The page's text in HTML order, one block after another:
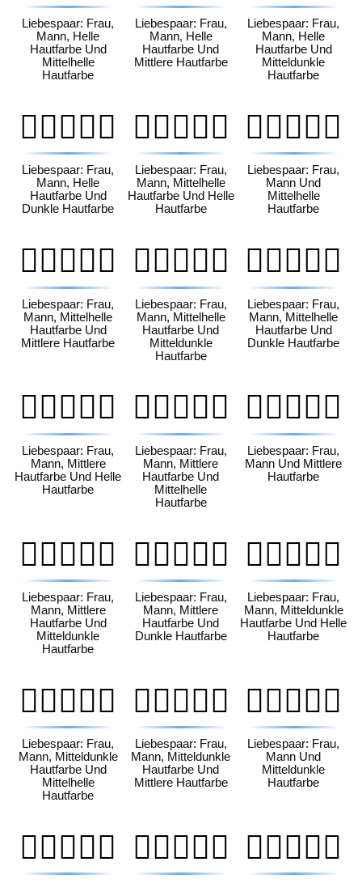
Liebespaar: Frau,
Mann, Helle
Hautfarbe Und
Mittelhelle
Hautfarbe
Liebespaar: Frau,
Mann, Helle
Hautfarbe Und
Mittlere Hautfarbe
Liebespaar: Frau,
Mann, Helle
Hautfarbe Und
Mitteldunkle
Hautfarbe
👩🏻‍❤️‍👨🏿
Liebespaar: Frau,
Mann, Helle
Hautfarbe Und
Dunkle Hautfarbe
👩🏼‍❤️‍👨🏻
Liebespaar: Frau,
Mann, Mittelhelle
Hautfarbe Und Helle
Hautfarbe
👩🏼‍❤️‍👨🏼
Liebespaar: Frau,
Mann Und
Mittelhelle
Hautfarbe
👩🏼‍❤️‍👨🏽
Liebespaar: Frau,
Mann, Mittelhelle
Hautfarbe Und
Mittlere Hautfarbe
👩🏼‍❤️‍👨🏾
Liebespaar: Frau,
Mann, Mittelhelle
Hautfarbe Und
Mitteldunkle
Hautfarbe
👩🏼‍❤️‍👨🏿
Liebespaar: Frau,
Mann, Mittelhelle
Hautfarbe Und
Dunkle Hautfarbe
👩🏽‍❤️‍👨🏻
Liebespaar: Frau,
Mann, Mittlere
Hautfarbe Und Helle
Hautfarbe
👩🏽‍❤️‍👨🏼
Liebespaar: Frau,
Mann, Mittlere
Hautfarbe Und
Mittelhelle
Hautfarbe
👩🏽‍❤️‍👨🏽
Liebespaar: Frau,
Mann Und Mittlere
Hautfarbe
👩🏽‍❤️‍👨🏾
Liebespaar: Frau,
Mann, Mittlere
Hautfarbe Und
Mitteldunkle
Hautfarbe
👩🏽‍❤️‍👨🏿
Liebespaar: Frau,
Mann, Mittlere
Hautfarbe Und
Dunkle Hautfarbe
👩🏾‍❤️‍👨🏻
Liebespaar: Frau,
Mann, Mitteldunkle
Hautfarbe Und Helle
Hautfarbe
👩🏾‍❤️‍👨🏼
Liebespaar: Frau,
Mann, Mitteldunkle
Hautfarbe Und
Mittelhelle
Hautfarbe
👩🏾‍❤️‍👨🏽
Liebespaar: Frau,
Mann, Mitteldunkle
Hautfarbe Und
Mittlere Hautfarbe
👩🏾‍❤️‍👨🏾
Liebespaar: Frau,
Mann Und
Mitteldunkle
Hautfarbe
👩🏾‍❤️‍👨🏿 👩🏿‍❤️‍👨🏻 👩🏿‍❤️‍👨🏼